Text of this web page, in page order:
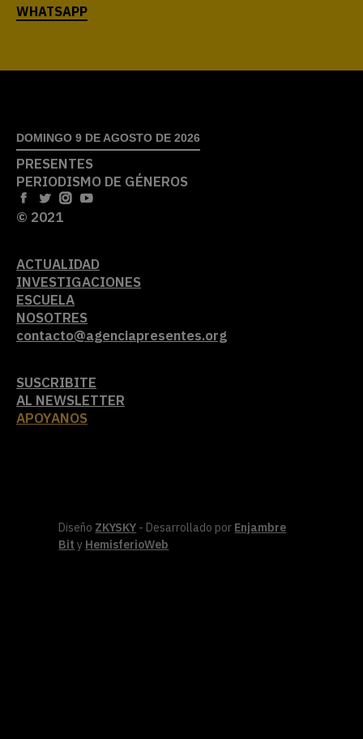
DOMINGO 9 DE AGOSTO DE 2026
PRESENTES
PERIODISMO DE GÉNEROS
© 2021
ACTUALIDAD
INVESTIGACIONES
ESCUELA
NOSOTRES
contacto@agenciapresentes.org
SUSCRIBITE
AL NEWSLETTER
APOYANOS
Diseño ZKYSKY - Desarrollado por Enjambre
Bit y HemisferioWeb